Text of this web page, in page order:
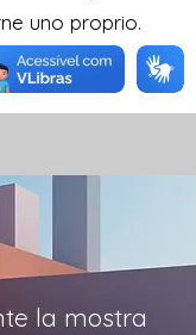
uno proprio.
la mostra